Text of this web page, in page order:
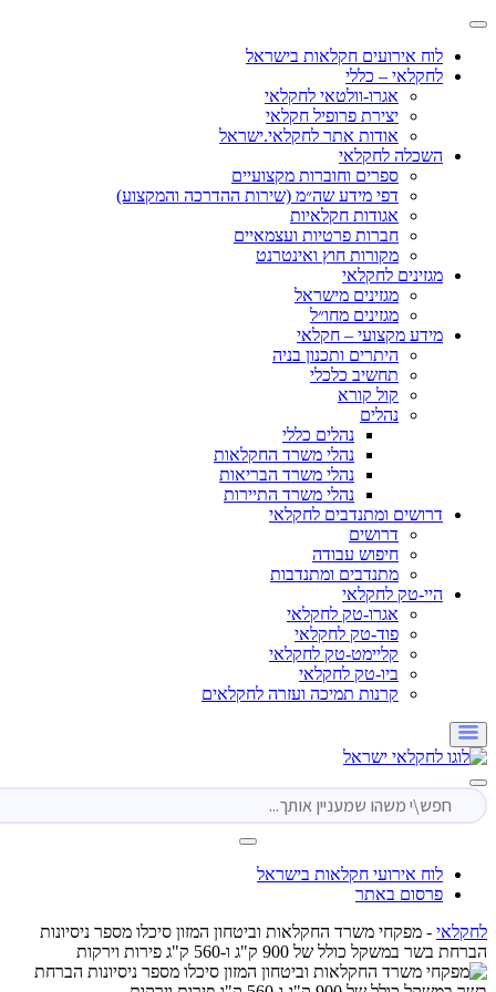
לוח אירועים חקלאות בישראל
לחקלאי – כללי
אגרו-וולטאי לחקלאי
יצירת פרופיל חקלאי
אודות אתר לחקלאי.ישראל
השכלה לחקלאי
ספרים וחוברות מקצועיים
דפי מידע שה״מ (שירות ההדרכה והמקצוע)
אגודות חקלאיות
חברות פרטיות ועצמאיים
מקורות חוץ ואינטרנט
מגזינים לחקלאי
מגזינים מישראל
מגזינים מחו״ל
מידע מקצועי – חקלאי
היתרים ותכנון בניה
תחשיב כלכלי
קול קורא
נהלים
נהלים כללי
נהלי משרד החקלאות
נהלי משרד הבריאות
נהלי משרד התיירות
דרושים ומתנדבים לחקלאי
דרושים
חיפוש עבודה
מתנדבים ומתנדבות
היי-טק לחקלאי
אגרו-טק לחקלאי
פוד-טק לחקלאי
קליימט-טק לחקלאי
ביו-טק לחקלאי
קרנות תמיכה ועזרה לחקלאים
לוח אירועי חקלאות בישראל
פרסום באתר
-מפקחי משרד החקלאות וביטחון המזון סיכלו מספר ניסיונות
כולל של 900 ק"ג ו-560 ק"ג פירות וירקות